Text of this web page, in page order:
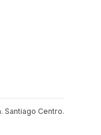
Santiago Centro.